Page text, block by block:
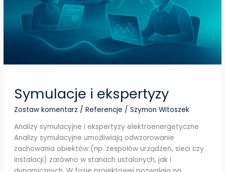
Symulacje i ekspertyzy
Zostaw komentarz / Referencje / Szymon Witoszek
Analizy symulacyjne i ekspertyzy elektroenergetyczne
Analizy symulacyjne umożliwiają odwzorowanie
zachowania obiektów (np. zespołów urządzeń, sieci czy
instalacji) zarówno w stanach ustalonych, jak i